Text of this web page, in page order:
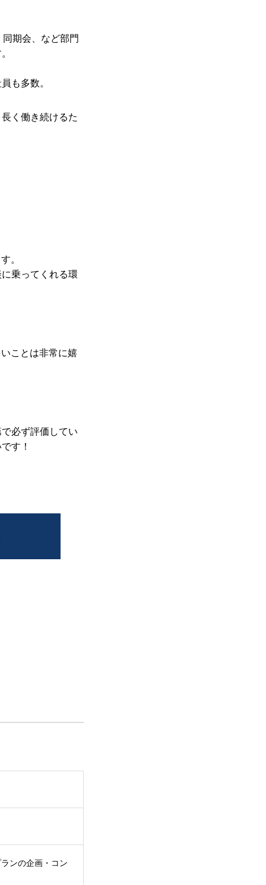
期会、など部門
も多数。
く働き続けるた
。
乗ってくれる環
ことは非常に嬉
必ず評価してい
す！
ンの企画・コン